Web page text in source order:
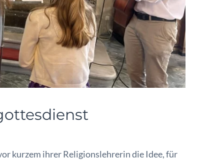
kurzem ihrer Religionslehrerin die Idee, für